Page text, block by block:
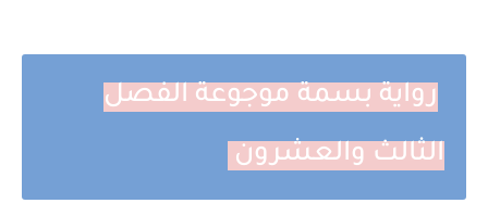
رواية بسمة موجوعة الفصل
الثالث والعشرون